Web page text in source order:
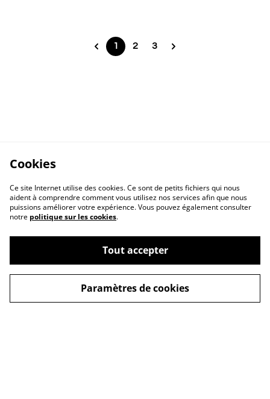
1 2 3
CGV
Politique de
Cookies
Ce site Internet utilise des cookies. Ce sont de petits fichiers qui nous
aident à comprendre comment vous utilisez nos services afin que nous
puissions améliorer votre expérience. Vous pouvez également consulter
notre politique sur les cookies.
Tout accepter
Paramètres de cookies